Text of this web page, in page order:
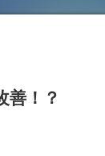
善！？